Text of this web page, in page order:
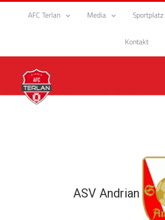
Zum
AFC Terlan Media Sportplatz
Kontakt
ASV Andrian